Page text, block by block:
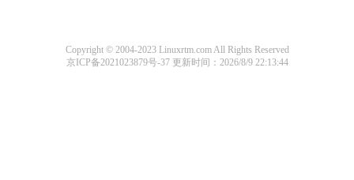
Copyright © 2004-2023 Linuxrtm.com All Rights Reserved
京ICP备2021023879号-37更新时间：2026/8/9 22:13:44